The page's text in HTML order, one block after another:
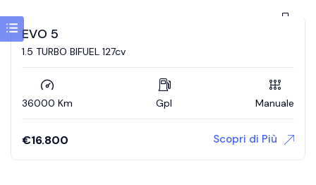
EVO 5
1.5 TURBO BIFUEL 127cv
36000 Km Gpl Manuale
€16.800 Scopri di Più